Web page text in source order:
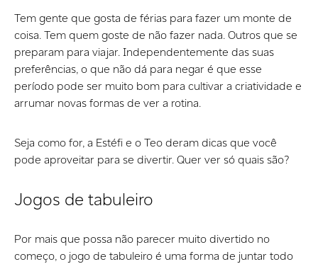
Tem gente que gosta de férias para fazer um monte de
coisa. Tem quem goste de não fazer nada. Outros que se
preparam para viajar. Independentemente das suas
preferências, o que não dá para negar é que esse
período pode ser muito bom para cultivar a criatividade e
arrumar novas formas de ver a rotina.
Seja como for, a Estéfi e o Teo deram dicas que você
pode aproveitar para se divertir. Quer ver só quais são?
Jogos de tabuleiro
Por mais que possa não parecer muito divertido no
começo, o jogo de tabuleiro é uma forma de juntar todo